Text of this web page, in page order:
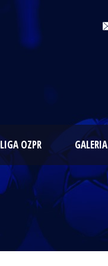
LIGA OZPR GALERIA